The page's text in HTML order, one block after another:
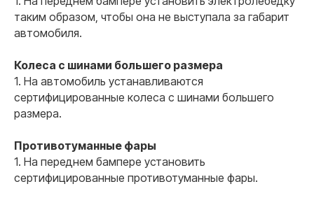
таким образом, чтобы она не выступала за габарит
автомобиля.
Колеса с шинами большего размера
1. На автомобиль устанавливаются
сертифицированные колеса с шинами большего
размера.
Противотуманные фары
1. На переднем бампере установить
сертифицированные противотуманные фары.
Почему мы